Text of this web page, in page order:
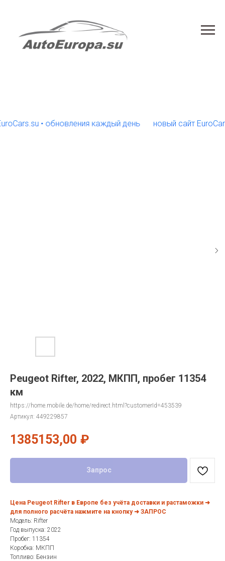
• обновления каждый день новый сайт
Peugeot Rifter, 2022, МКПП, пробег 11354
км
https://home.mobile.de/home/redirect.html?customerId=453539
Артикул: 449229857
1385153,00 ₽
Запрос
Цена Peugeot Rifter в Европе без учёта доставки и растаможки ➜
для полного расчёта нажмите на кнопку ➜ ЗАПРОС
Модель: Rifter
Год выпуска: 2022
Пробег: 11354
Коробка: МКПП
Топливо: Бензин